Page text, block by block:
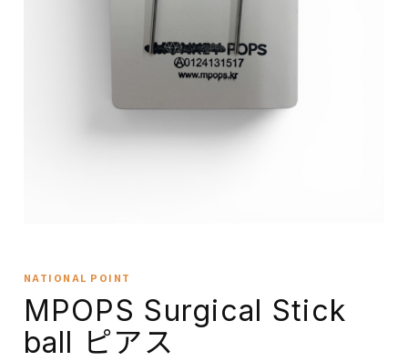
NATIONAL POINT
MPOPS Surgical Stick
ball ピアス